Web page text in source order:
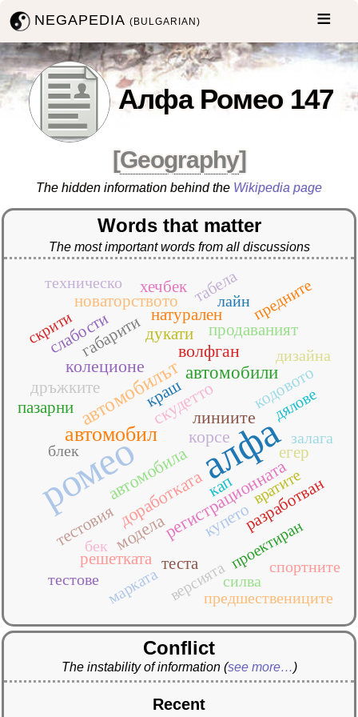
NEGAPEDIA(BULGARIAN)
Алфа Ромео 147
[Geography]
The hidden information behind the Wikipedia page
Words that matter
The most important words from all discussions
алфа
ромео
автомобил
автомобилътавтомобили
автомобила
волфган
доработката
колеционе
корсе
линиите
моделарегистрационната
скудетто
габарити
дръжките
дукати
егер
кап
кодовото
краш
купето
натурален
новаторството
пазарни
продаваният
разработван
решетката
слабости
табела
теста
тестовия
хечбек
бек
блек
версията
вратите
дизайна
дялове
залага
лайн
марката
предните
предшествениците
проектиран
силва
скрити
спортните
тестове
техническо
Conflict
The instability of information (see more…)
Recent